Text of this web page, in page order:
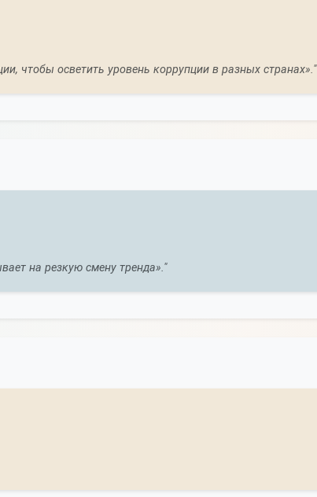
чтобы осветить уровень коррупции в разных странах»."
на резкую смену тренда»."